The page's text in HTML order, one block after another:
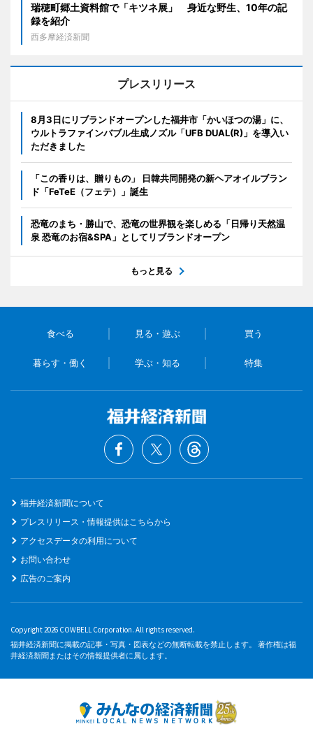
瑞穂町郷土資料館で「キツネ展」 身近な野生、10年の記
録を紹介
西多摩経済新聞
プレスリリース
8月3日にリブランドオープンした福井市「かいほつの湯」に、
ウルトラファインバブル生成ノズル「UFB DUAL(R)」を導入い
ただきました
「この香りは、贈りもの」 日韓共同開発の新ヘアオイルブラン
ド「FeTeE（フェテ）」誕生
恐竜のまち・勝山で、恐竜の世界観を楽しめる「日帰り天然温
泉 恐竜のお宿&SPA」としてリブランドオープン
もっと見る
食べる 見る・遊ぶ 買う
暮らす・働く 学ぶ・知る 特集
福井経済新聞について
プレスリリース・情報提供はこちらから
アクセスデータの利用について
お問い合わせ
広告のご案内
Copyright 2026 COWBELL Corporation. All rights reserved.
福井経済新聞に掲載の記事・写真・図表などの無断転載を禁止します。 著作権は福
井経済新聞またはその情報提供者に属します。